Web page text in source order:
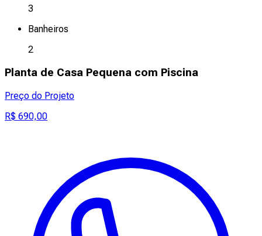
3
Banheiros
2
Planta de Casa Pequena com Piscina
Preço do Projeto
R$ 690,00